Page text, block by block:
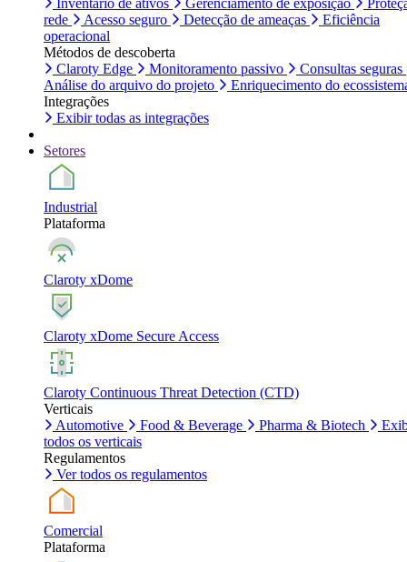
Inventário de ativos
Gerenciamento de exposição
rede
Acesso seguro Detecção de ameaças
Eficiência
operacional
Métodos de descoberta
Claroty Edge
Monitoramento passivo
Consultas seguras
Análise do arquivo do projeto
Enriquecimento do
Integrações
Exibir todas as integrações
Setores
Industrial
Plataforma
Claroty xDome
Claroty xDome Secure Access
Claroty Continuous Threat Detection (CTD)
Verticais
Automotive
Food & Beverage Pharma & Biotech
todos os verticais
Regulamentos
Ver todos os regulamentos
Comercial
Plataforma